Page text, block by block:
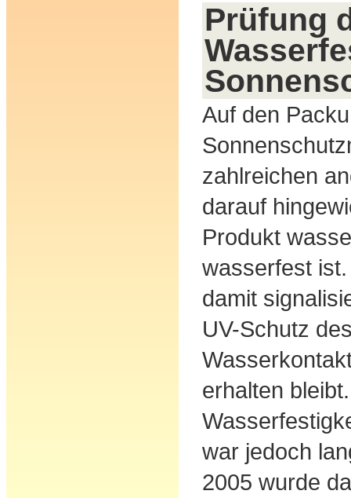
Prüfung
Auf den
zahlreichen
darauf
Produkt
wasserfest
damit
UV-Schutz
erhalten
war jedoch
2005 wurde